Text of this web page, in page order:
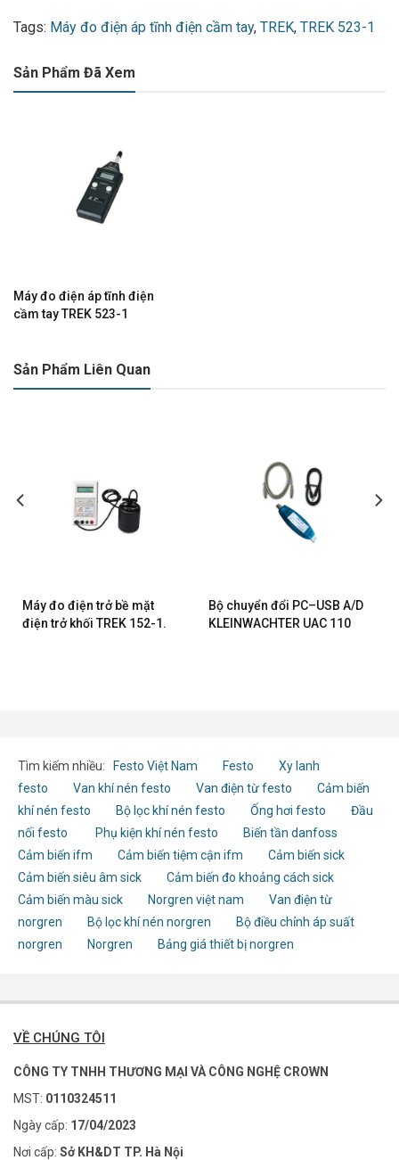
Tags: Máy đo điện áp tĩnh điện cầm tay, TREK, TREK 523-1
Sản Phẩm Đã Xem
Máy đo điện áp tĩnh điện
cầm tay TREK 523-1
Sản Phẩm Liên Quan
Máy đo điện trở bề mặt
điện trở khối TREK 152-1.
Bộ chuyển đổi PC–USB A/D
KLEINWACHTER UAC 110
Tìm kiếm nhiều: Festo Việt Nam Festo
Xy lanh
festo
Van khí nén festo Van điện từ festo
Cảm biến
khí nén festo
Bộ lọc khí nén festo Ống hơi festo
Đầu
nối festo
Phụ kiện khí nén festo
Biến tần danfoss
Cảm biến ifm
Cảm biến tiệm cận ifm
Cảm biến sick
Cảm biến siêu âm sick
Cảm biến đo khoảng cách sick
Cảm biến màu sick
Norgren việt nam
Van điện từ
norgren
Bộ lọc khí nén norgren
Bộ điều chỉnh áp suất
norgren
Norgren Bảng giá thiết bị norgren
VỀ CHÚNG TÔI
CÔNG TY TNHH THƯƠNG MẠI VÀ CÔNG NGHỆ CROWN
MST: 0110324511
Ngày cấp: 17/04/2023
Nơi cấp: Sở KH&DT TP. Hà Nội